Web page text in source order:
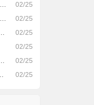
02/25
02/25
02/25
02/25
02/25
02/25